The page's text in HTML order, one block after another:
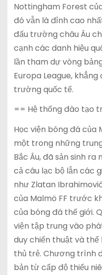
Nottingham Forest
đó vẫn là đỉnh cao
đấu trường châu Âu
cạnh các danh hiệu
lần tham dự vòng
Europa League,
trường quốc tế.
== Hệ thống đào tạo
Học viện bóng đá của
một trong những
Bắc Âu, đã sản sinh
cả câu lạc bộ lẫn các
như Zlatan
của Malmö FF trước
của bóng đá thế giới.
viện tập trung vào
duy chiến thuật và
thủ trẻ. Chương trình
bản từ cấp độ thiếu